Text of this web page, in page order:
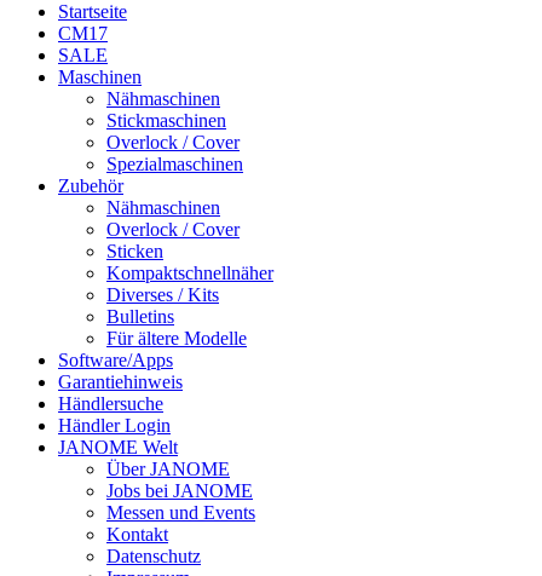
Startseite
CM17
SALE
Maschinen
Nähmaschinen
Stickmaschinen
Overlock / Cover
Spezialmaschinen
Zubehör
Nähmaschinen
Overlock / Cover
Sticken
Kompaktschnellnäher
Diverses / Kits
Bulletins
Für ältere Modelle
Software/Apps
Garantiehinweis
Händlersuche
Händler Login
JANOME Welt
Über JANOME
Jobs bei JANOME
Messen und Events
Kontakt
Datenschutz